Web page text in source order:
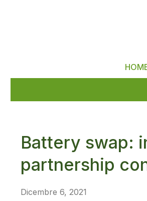
Battery swap:
partnership
Dicembre 6, 2021